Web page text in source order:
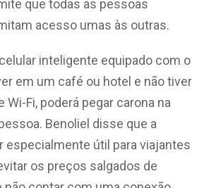
que todas as pessoas
acesso umas às outras.
inteligente equipado com o
em um café ou hotel e não tiver
Wi-Fi, poderá pegar carona na
Benoliel disse que a
especialmente útil para viajantes
os preços salgados de